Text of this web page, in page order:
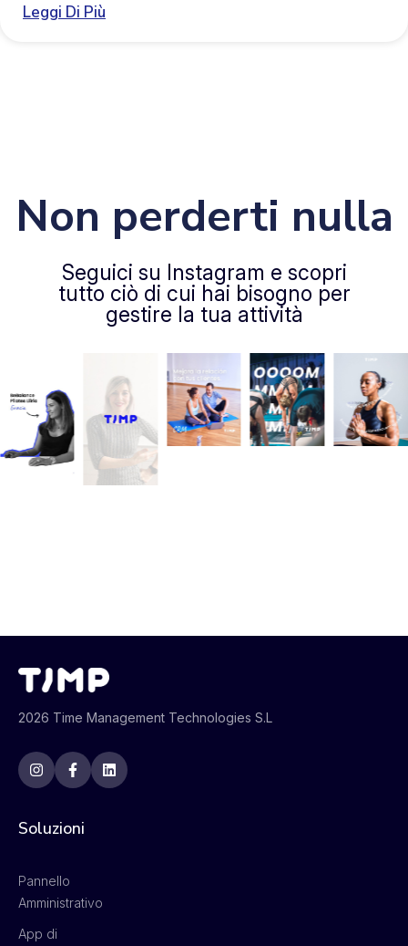
Leggi Di Più
Non perderti nulla
Seguici su Instagram e scopri
tutto ciò di cui hai bisogno per
gestire la tua attività
2026 Time Management Technologies S.L
Soluzioni
Pannello
Amministrativo
App di